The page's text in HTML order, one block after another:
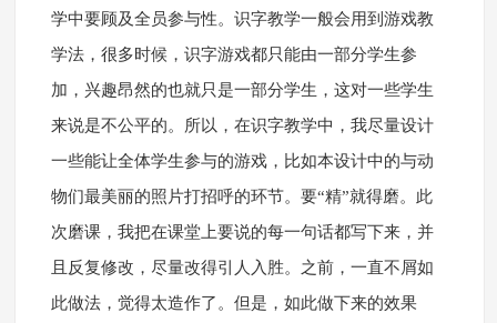
学中要顾及全员参与性。识字教学一般会用到游戏教
学法，很多时候，识字游戏都只能由一部分学生参
加，兴趣昂然的也就只是一部分学生，这对一些学生
来说是不公平的。所以，在识字教学中，我尽量设计
一些能让全体学生参与的游戏，比如本设计中的与动
物们最美丽的照片打招呼的环节。要“精”就得磨。此
次磨课，我把在课堂上要说的每一句话都写下来，并
且反复修改，尽量改得引人入胜。之前，一直不屑如
此做法，觉得太造作了。但是，如此做下来的效果